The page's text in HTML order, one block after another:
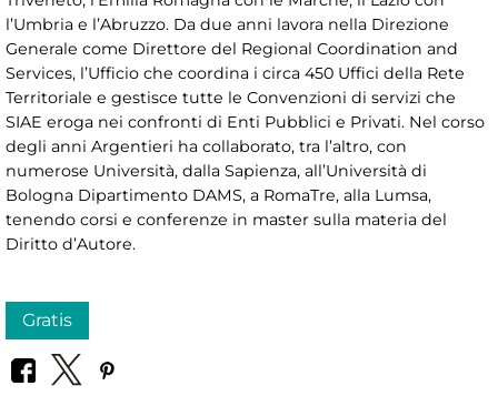
l’Umbria e l’Abruzzo. Da due anni lavora nella Direzione
Generale come Direttore del Regional Coordination and
Services, l’Ufficio che coordina i circa 450 Uffici della Rete
Territoriale e gestisce tutte le Convenzioni di servizi che
SIAE eroga nei confronti di Enti Pubblici e Privati. Nel corso
degli anni Argentieri ha collaborato, tra l’altro, con
numerose Università, dalla Sapienza, all’Università di
Bologna Dipartimento DAMS, a RomaTre, alla Lumsa,
tenendo corsi e conferenze in master sulla materia del
Diritto d’Autore.
Gratis